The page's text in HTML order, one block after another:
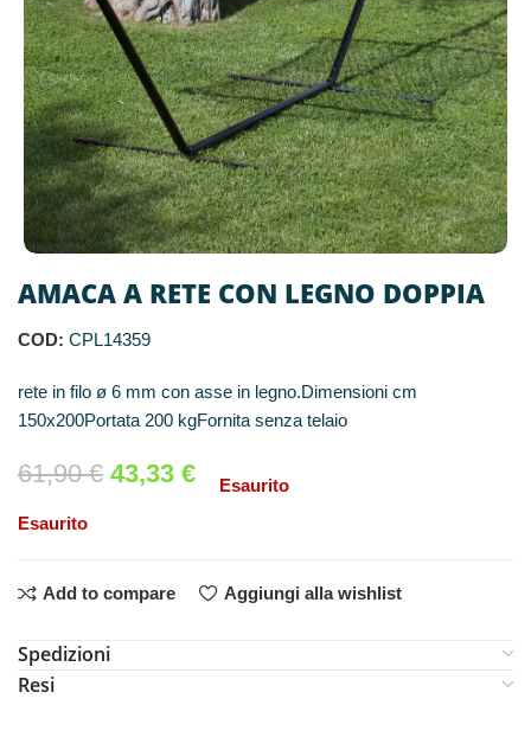
AMACA A RETE CON LEGNO DOPPIA
COD: CPL14359
rete in filo ø 6 mm con asse in legno.Dimensioni cm
150x200Portata 200 kgFornita senza telaio
61,90€ 43,33 €
Esaurito
Esaurito
Add to compare Aggiungi alla wishlist
Spedizioni
Resi